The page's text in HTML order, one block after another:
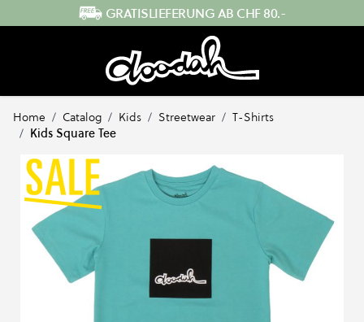
Direkt zum Inhalt GRATISLIEFERUNG AB CHF 80.-
Home / Catalog / Kids / Streetwear / T-Shirts
/ Kids Square Tee